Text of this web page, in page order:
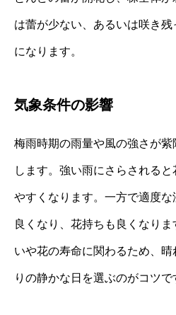
は蕾が少ない、あるいは咲き
になります。
気象条件の影響
梅雨時期の雨量や風の強さが
します。強い雨にさらされる
やすくなります。一方で適度
良くなり、花持ちも良くなり
いや花の寿命に関わるため、
りの静かな日を選ぶのがコツで